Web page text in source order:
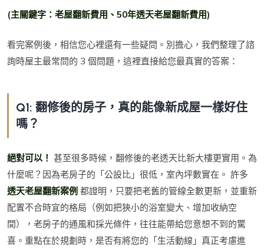
(主關鍵字：老屋翻新費用、50年透天老屋翻新費用)
看完案例後，相信您心裡還有一些疑問。別擔心，我們整理了諮
詢時屋主最常問的 3 個問題，這裡直接給您最真實的答案：
Q1: 翻修後的房子，真的能像新成屋一樣好住
嗎？
絕對可以！ 甚至很多時候，翻修後的老透天比新大樓更實用。為
什麼呢？因為老房子的「公設比」很低，室內坪數實在。 許多
透天老屋翻新案例 都證明，只要把老舊的管線全數更新，並重新
配置不合時宜的格局（例如把狹小的浴室變大、增加收納空
間），老房子的通風和採光條件，往往能帶給您意想不到的驚
喜。重點在於規劃時，是否有將您的「生活動線」真正考慮進